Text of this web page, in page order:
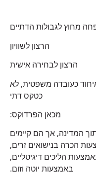
מחוץ לגבולות הדתיים
הרצון לשוויון
הרצון לבחירה אישית
כעובדה משפטית, לא
כטקס דתי
מכאן הפרדוקס:
המדינה, אך הם קיימים
הכרה בנישואים זרים,
הליכים דיגיטליים,
באמצעות יוטה וזום.